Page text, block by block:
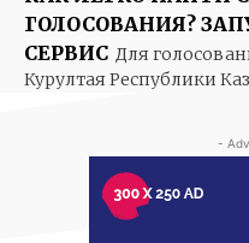
ГОЛОСОВАНИЯ?
СЕРВИС Для
Курултая Республики
-